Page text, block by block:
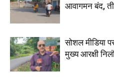
आवागमन बंद,
सोशल मीडिया
मुख्य आरक्षी